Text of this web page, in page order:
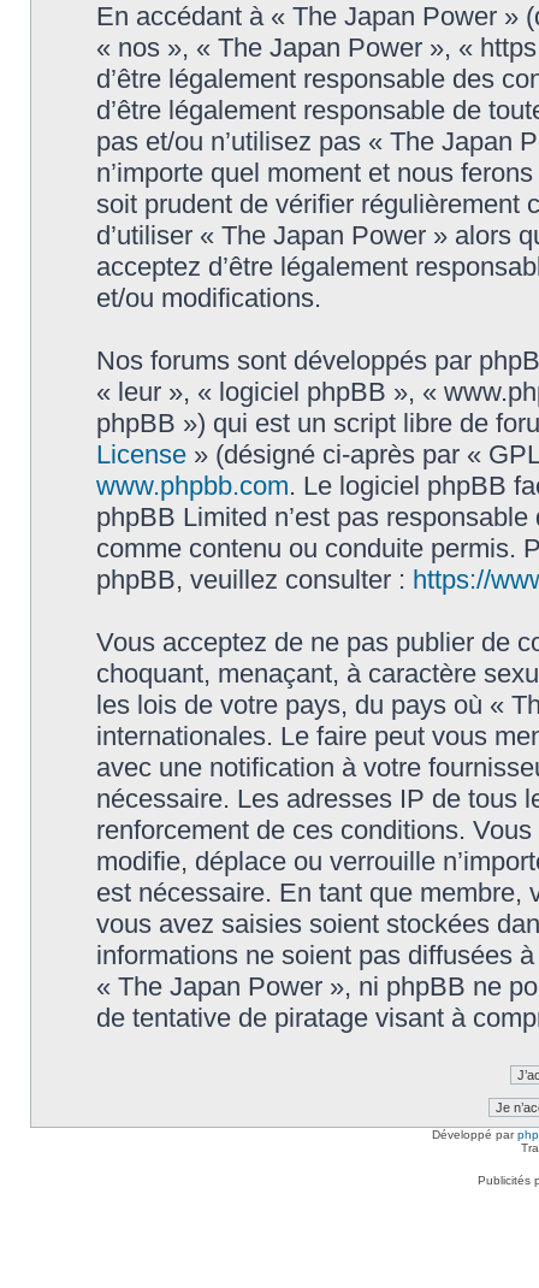
En accédant à « The Japan Power »
« nos », « The Japan Power », «
d’être légalement responsable des
d’être légalement responsable de
pas et/ou n’utilisez pas « The Japan
n’importe quel moment et nous
soit prudent de vérifier régulièrement
d’utiliser « The Japan Power » alors
acceptez d’être légalement
et/ou modifications.
Nos forums sont développés par
« leur », « logiciel phpBB », «
phpBB ») qui est un script libre de
License » (désigné ci-après par «
www.phpbb.com. Le logiciel phpBB
phpBB Limited n’est pas
comme contenu ou conduite permis.
phpBB, veuillez consulter : https://
Vous acceptez de ne pas publier de
choquant, menaçant, à caractère
les lois de votre pays, du pays où «
internationales. Le faire peut vous
avec une notification à votre
nécessaire. Les adresses IP de tous
renforcement de ces conditions.
modifie, déplace ou verrouille
est nécessaire. En tant que membre,
vous avez saisies soient stockées
informations ne soient pas diffusées
« The Japan Power », ni phpBB ne
de tentative de piratage visant à
Développé par
Publicités